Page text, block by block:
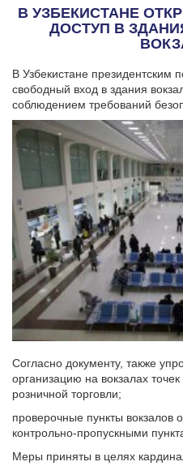
В УЗБЕКИСТАНЕ
ДОСТУП В
В Узбекистане президентским
свободный вход в здания
соблюдением требований
Согласно документу, также
организацию на вокзалах
розничной торговли;
проверочные пункты
контрольно-пропускными
Меры приняты в целях